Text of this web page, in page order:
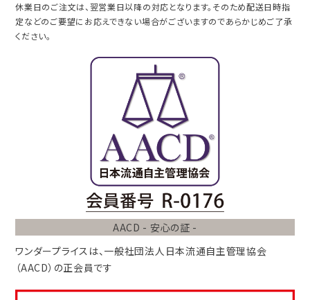
休業日のご注文は、翌営業日以降の対応となります。そのため配送日時指
定などのご要望にお応えできない場合がございますのであらかじめご了承
ください。
AACD - 安心の証 -
ワンダープライスは、一般社団法人 日本流通自主管理協会
（AACD） の正会員です